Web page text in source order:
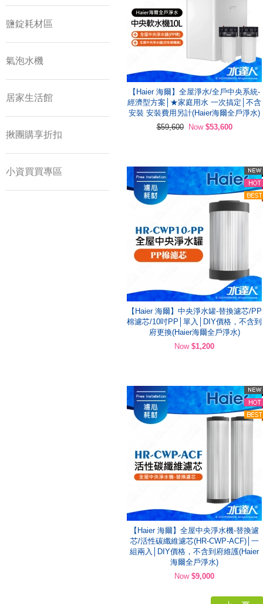
鹽錠耗材區
氣泡水機
居家生活館
揪團購享折扣
小資買買專區
【Haier 海爾】全屋淨水/全戶中央系統-
經濟型方案│★家庭用水 一次搞定│不含
安裝 安裝費用另計(Haier海爾全戶淨水)
$59,600
Now $53,600
【Haier 海爾】中央淨水罐-替換濾芯/PP
棉濾芯/10吋PP│單入│DIY價格，不含到
府更換(Haier海爾全戶淨水)
Now $1,200
【Haier 海爾】全屋中央淨水機-替換濾
芯/活性碳纖維濾芯(HR-CWP-ACF)│一
組兩入│DIY價格，不含到府維護(Haier
海爾全戶淨水)
Now $9,000